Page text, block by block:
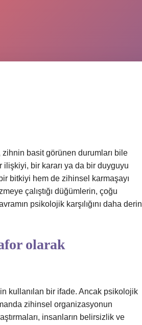
zihnin basit görünen durumları bile
ilişkiyi, bir kararı ya da bir duyguyu
bitkiyi hem de zihinsel karmaşayı
çalıştığı düğümlerin, çoğu
psikolojik karşılığını daha derin
olarak
kullanılan bir ifade. Ancak psikolojik
zihinsel organizasyonun
insanların belirsizlik ve